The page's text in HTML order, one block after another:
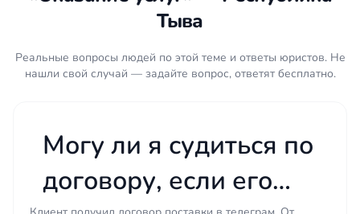
Переписка с контрагентом — электронная
уведомления.
Платёжные документы: квитанции,
Претензии и ответы на них, если обмен
уже состоялся.
Иные документы, связанные с
исполнением договора, — сертификаты,
Тыва
Реальные вопросы людей по этой теме и ответы юристов. Не
нашли свой случай — задайте вопрос, ответят бесплатно.
Могу ли я судиться по
договору, если его